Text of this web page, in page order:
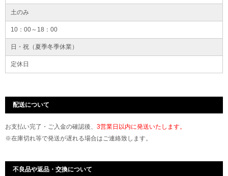
土のみ
10：00～18：00
日・祝（夏季冬季休業）
定休日
配送について
お支払い完了・ご入金の確認後、 3営業日以内に発送いたします。
※在庫切れ等で発送が遅れる場合はご連絡致します。
不良品や返品・交換について